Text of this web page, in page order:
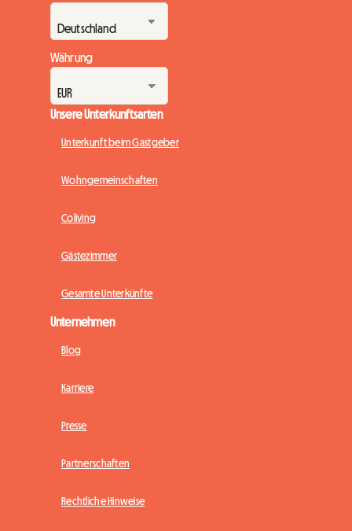
Währung
Unsere Unterkunftsarten
Unterkunft beim Gastgeber
Wohngemeinschaften
Coliving
Gästezimmer
Gesamte Unterkünfte
Unternehmen
Blog
Karriere
Presse
Partnerschaften
Rechtliche Hinweise